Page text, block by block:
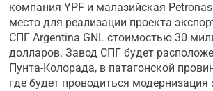
компания YPF и малазийская
место для реализации проекта
СПГ Argentina GNL стоимостью 30
долларов. Завод СПГ будет
Пунта-Колорада, в патагонской
где будет проводиться